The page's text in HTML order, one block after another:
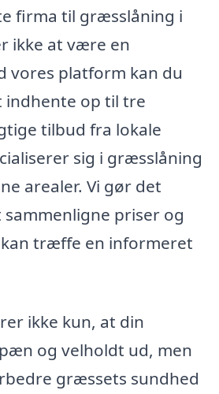
firma til græsslåning i
ikke at være en
vores platform kan du
op til tre
tilbud fra lokale
sig i græsslåning
arealer. Vi gør det
priser og
træffe en informeret
ikke kun, at din
og velholdt ud, men
græssets sundhed